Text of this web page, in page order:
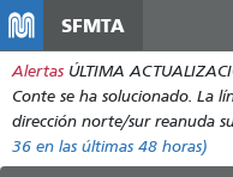
SFMTA
Alertas ÚLTIMA
Conte se ha solucionado. La
dirección norte/sur reanuda
36 en las últimas 48 horas)